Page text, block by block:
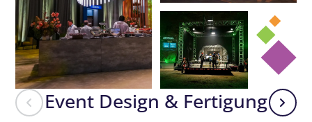
Event Design & Fertigung